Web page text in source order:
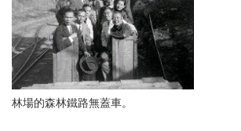
林場的森林鐵路無蓋車。